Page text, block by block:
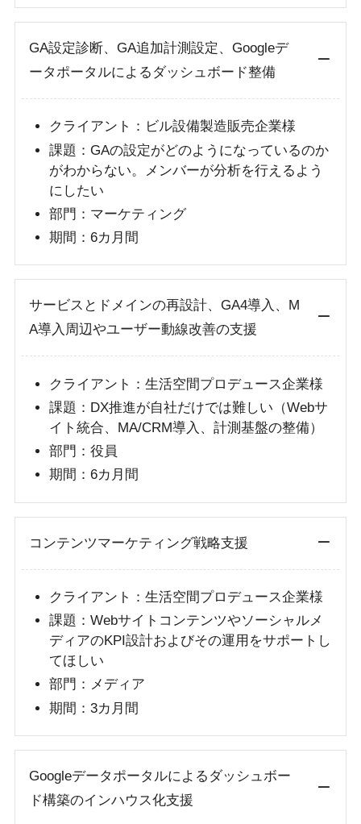
GA設定診断、GA追加計測設定、Googleデ
ータポータルによるダッシュボード整備
クライアント：ビル設備製造販売企業様
課題：GAの設定がどのようになっているのか
がわからない。メンバーが分析を行えるよう
にしたい
部門：マーケティング
期間：6カ月間
サービスとドメインの再設計、GA4導入、M
A導入周辺やユーザー動線改善の支援
クライアント：生活空間プロデュース企業様
課題：DX推進が自社だけでは難しい（Webサ
イト統合、MA/CRM導入、計測基盤の整備）
部門：役員
期間：6カ月間
コンテンツマーケティング戦略支援
クライアント：生活空間プロデュース企業様
課題：Webサイトコンテンツやソーシャルメ
ディアのKPI設計およびその運用をサポートし
てほしい
部門：メディア
期間：3カ月間
Googleデータポータルによるダッシュボー
ド構築のインハウス化支援